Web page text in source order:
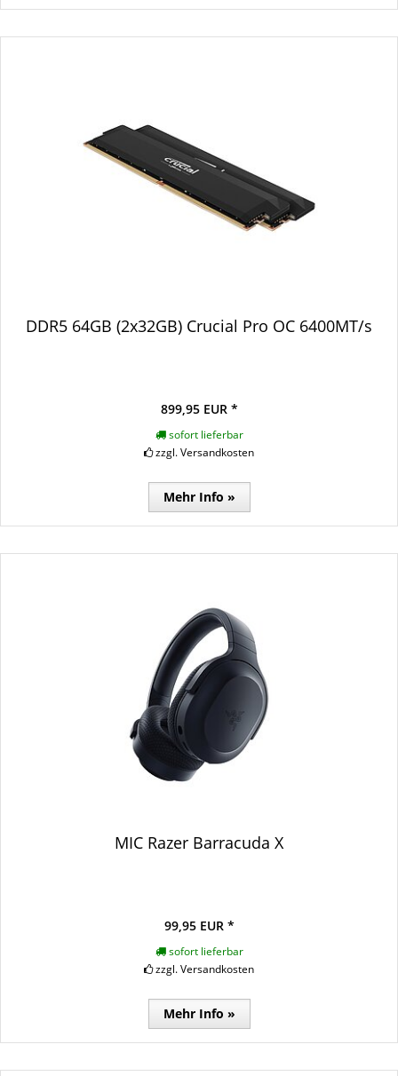
DDR5 64GB (2x32GB) Crucial Pro OC 6400MT/s
899,95 EUR *
sofort lieferbar
zzgl. Versandkosten
Mehr Info »
MIC Razer Barracuda X
99,95 EUR *
sofort lieferbar
zzgl. Versandkosten
Mehr Info »